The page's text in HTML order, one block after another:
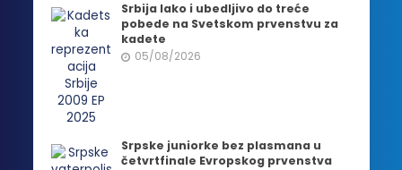
Srbija lako i ubedljivo do treće
pobede na Svetskom prvenstvu za
kadete
05/08/2026
Srpske juniorke bez plasmana u
četvrtfinale Evropskog prvenstva